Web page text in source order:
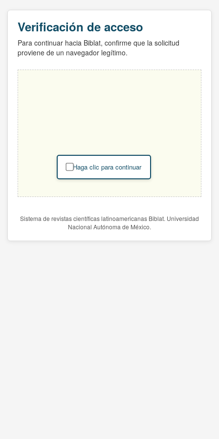
Verificación de acceso
Para continuar hacia Biblat, confirme que la solicitud
proviene de un navegador legítimo.
Haga clic para continuar
Sistema de revistas científicas latinoamericanas Biblat. Universidad
Nacional Autónoma de México.